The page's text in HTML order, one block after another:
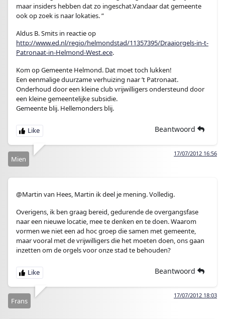
maar insiders hebben dat zo ingeschat.Vandaar dat gemeente
ook op zoek is naar lokaties. ”
Aldus B. Smits in reactie op
http://www.ed.nl/regio/helmondstad/11357395/Draaiorgels-in-t-
Patronaat-in-Helmond-West.ece.
Kom op Gemeente Helmond. Dat moet toch lukken!
Een eenmalige duurzame verhuizing naar ’t Patronaat.
Onderhoud door een kleine club vrijwilligers ondersteund door
een kleine gemeentelijke subsidie.
Gemeente blij. Hellemonders blij.
Beantwoord
17/07/2012 16:56
Mien
@Martin van Hees, Martin ik deel je mening. Volledig.
Overigens, ik ben graag bereid, gedurende de overgangsfase
naar een nieuwe locatie, mee te denken en te doen. Waarom
vormen we niet een ad hoc groep die samen met gemeente,
maar vooral met de vrijwilligers die het moeten doen, ons gaan
inzetten om de orgels voor onze stad te behouden?
Beantwoord
17/07/2012 18:03
Frans